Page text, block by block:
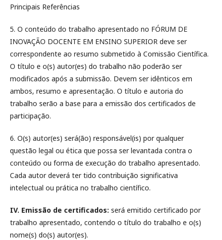
Principais Referências
5. O conteúdo do trabalho apresentado no FÓRUM DE
INOVAÇÃO DOCENTE EM ENSINO SUPERIOR deve ser
correspondente ao resumo submetido à Comissão Científica.
O título e o(s) autor(es) do trabalho não poderão ser
modificados após a submissão. Devem ser idênticos em
ambos, resumo e apresentação. O título e autoria do
trabalho serão a base para a emissão dos certificados de
participação.
6. O(s) autor(es) será(ão) responsável(is) por qualquer
questão legal ou ética que possa ser levantada contra o
conteúdo ou forma de execução do trabalho apresentado.
Cada autor deverá ter tido contribuição significativa
intelectual ou prática no trabalho científico.
IV. Emissão de certificados: será emitido certificado por
trabalho apresentado, contendo o título do trabalho e o(s)
nome(s) do(s) autor(es).